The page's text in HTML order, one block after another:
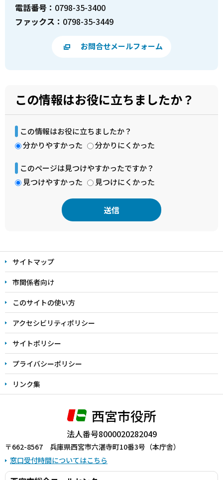
電話番号： 0798-35-3400
ファックス： 0798-35-3449
お問合せメールフォーム
この情報はお役に立ちましたか？
この情報はお役に立ちましたか？
分かりやすかった
分かりにくかった
このページは見つけやすかったですか？
見つけやすかった
見つけにくかった
文
こ
こ
ま
で
サイトマップ
市関係者向け
このサイトの使い方
アクセシビリティポリシー
サイトポリシー
プライバシーポリシー
リンク集
西宮市役所
法人番号8000020282049
〒662-8567 兵庫県西宮市六湛寺町10番3号（本庁舎）
窓口受付時間についてはこちら